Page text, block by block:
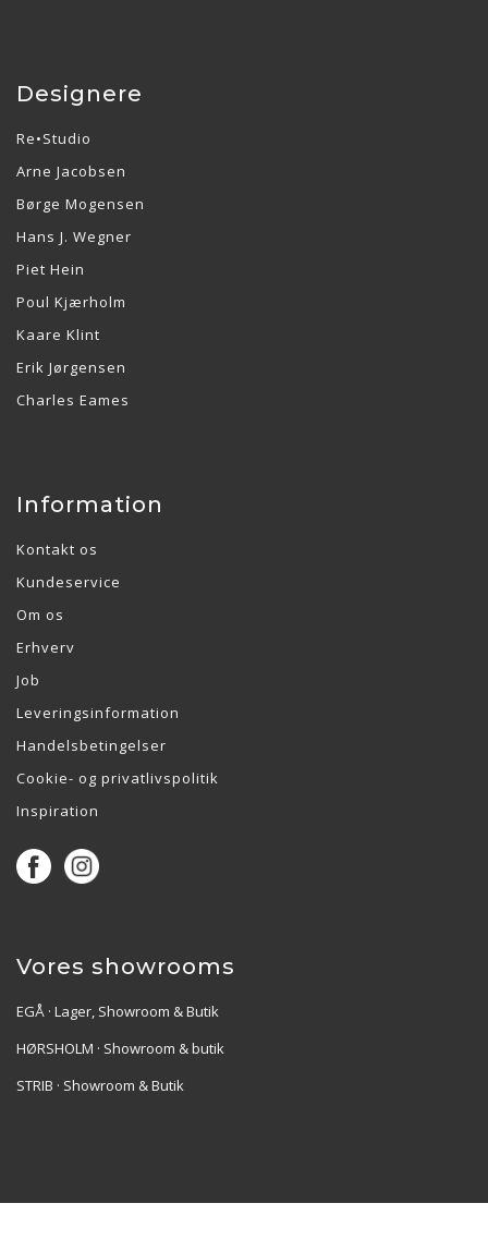
Designere
Re•Studio
Arne Jacobsen
Børge Mogensen
Hans J. Wegner
Piet Hein
Poul Kjærholm
Kaare Klint
Erik Jørgensen
Charles Eames
Information
Kontakt os
Kundeservice
Om os
Erhverv
Job
Leveringsinformation
Handelsbetingelser
Cookie- og privatlivspolitik
Inspiration
Vores showrooms
EGÅ · Lager, Showroom & Butik
HØRSHOLM · Showroom & butik
STRIB · Showroom & Butik